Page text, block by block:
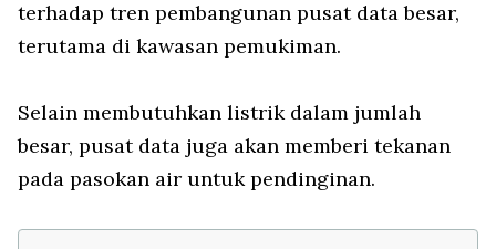
terhadap tren pembangunan pusat data besar,
terutama di kawasan pemukiman.
Selain membutuhkan listrik dalam jumlah
besar, pusat data juga akan memberi tekanan
pada pasokan air untuk pendinginan.